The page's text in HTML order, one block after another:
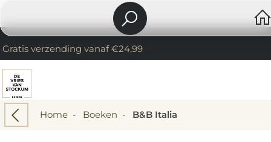
Gratis verzending vanaf €24,99
Home- Boeken - B&B Italia